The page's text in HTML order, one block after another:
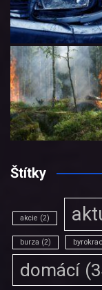
Štítky
akcie (2)
burza (2)
domácí